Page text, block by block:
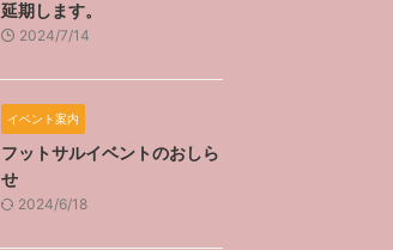
延期します。
2024/7/14
イベント案内
フットサルイベントのおしら
せ
2024/6/18